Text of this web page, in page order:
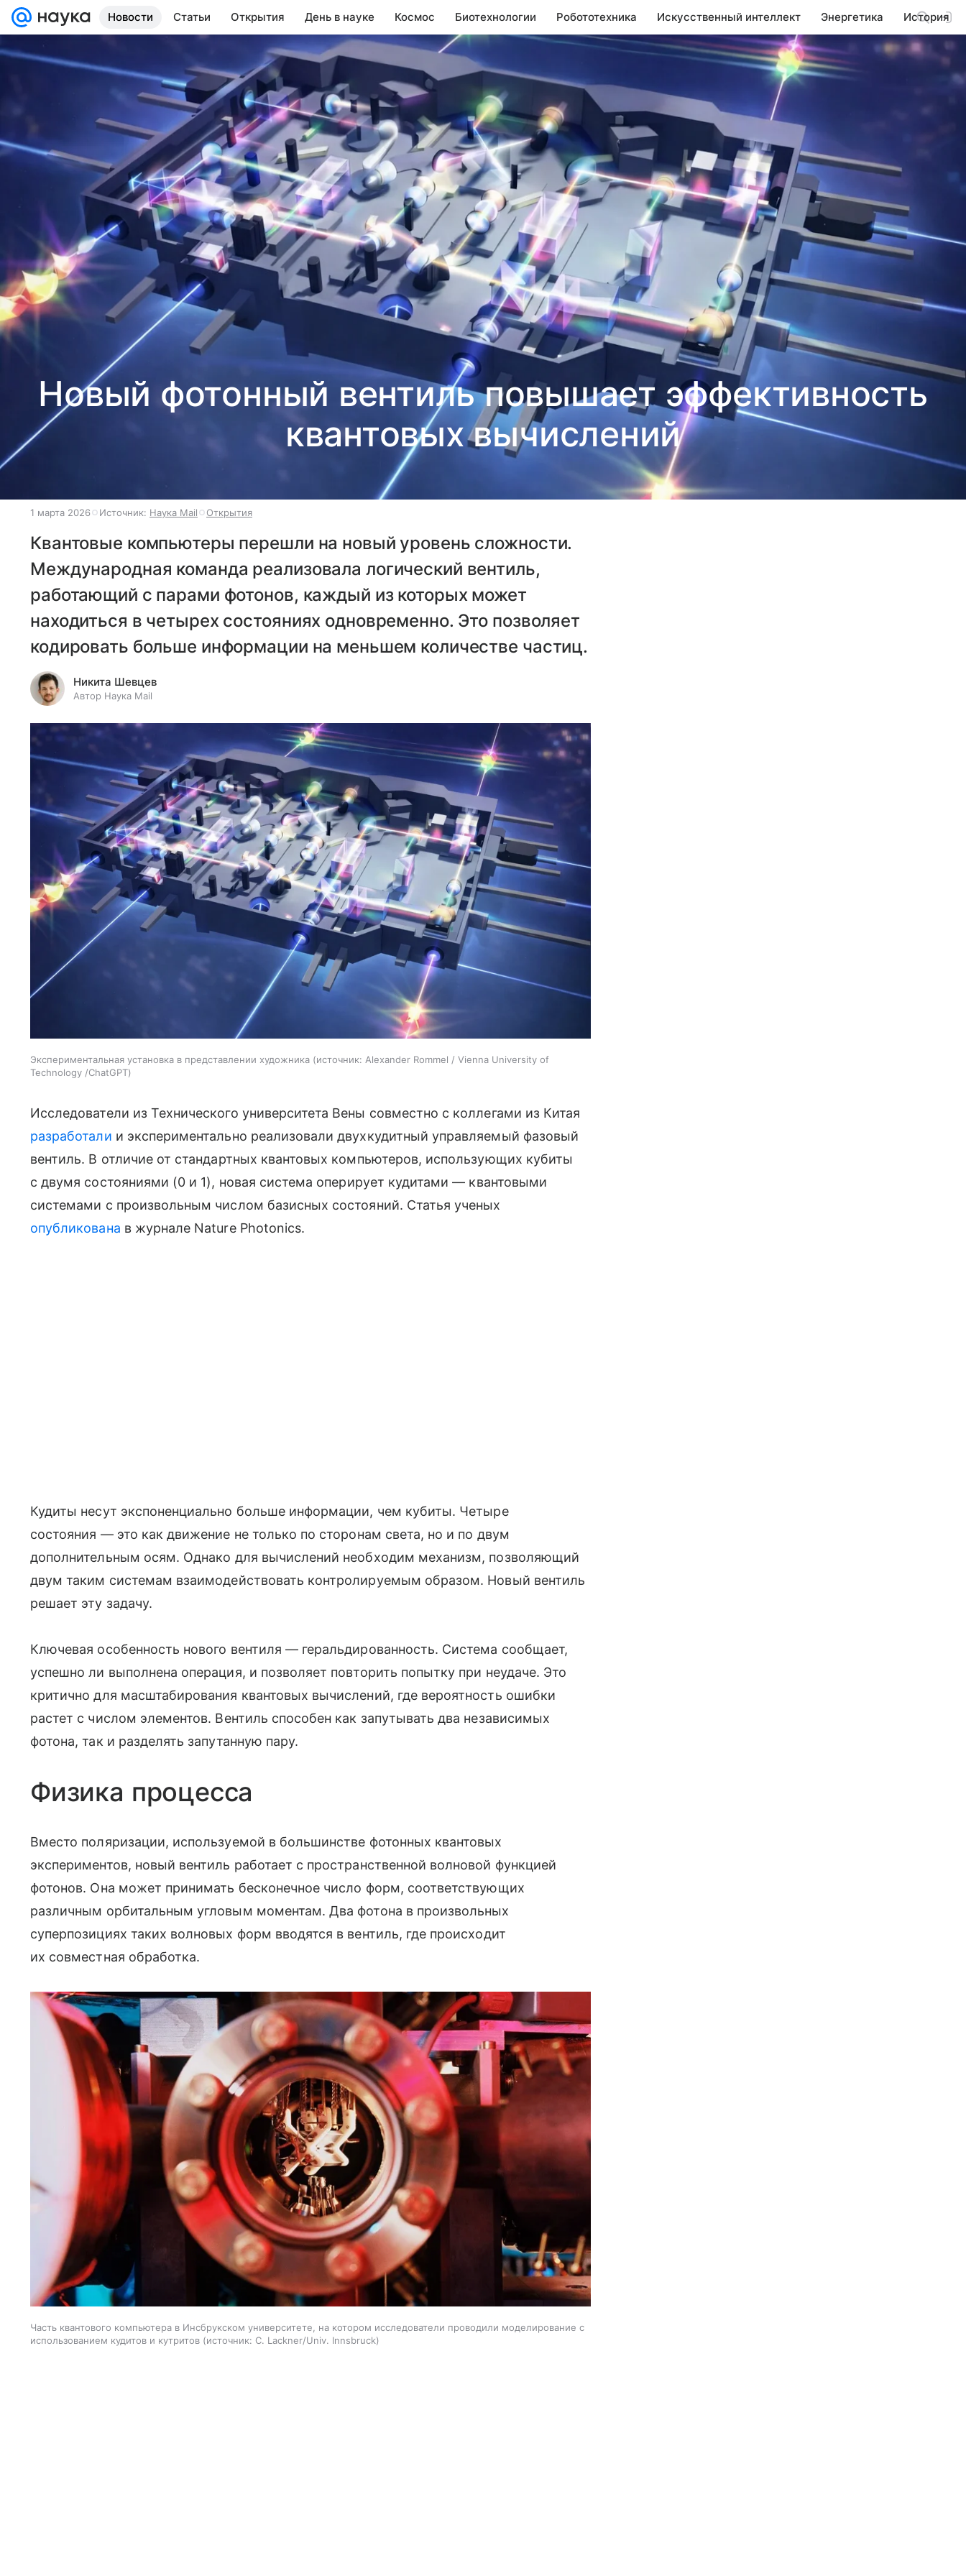
Новости Статьи Открытия День в науке Космос Биотехнологии Робототехника Искусственный интеллект Энергетика История
Новый фотонный вентиль повышает эффективность
квантовых вычислений
1 марта 2026 Источник: Наука Mail Открытия
Квантовые компьютеры перешли на новый уровень сложности.
Международная команда реализовала логический вентиль,
работающий с парами фотонов, каждый из которых может
находиться в четырех состояниях одновременно. Это позволяет
кодировать больше информации на меньшем количестве частиц.
Никита Шевцев
Автор Наука Mail
Экспериментальная установка в представлении художника источник: Alexander Rommel / Vienna University of
Technology /ChatGPT
Исследователи из Технического университета Вены совместно с коллегами из Китая
разработали и экспериментально реализовали двухкудитный управляемый фазовый
вентиль. В отличие от стандартных квантовых компьютеров, использующих кубиты
с двумя состояниями (0 и 1), новая система оперирует кудитами — квантовыми
системами с произвольным числом базисных состояний. Статья ученых
опубликована в журнале Nature Photonics.
Кудиты несут экспоненциально больше информации, чем кубиты. Четыре
состояния — это как движение не только по сторонам света, но и по двум
дополнительным осям. Однако для вычислений необходим механизм, позволяющий
двум таким системам взаимодействовать контролируемым образом. Новый вентиль
решает эту задачу.
Ключевая особенность нового вентиля — геральдированность. Система сообщает,
успешно ли выполнена операция, и позволяет повторить попытку при неудаче. Это
критично для масштабирования квантовых вычислений, где вероятность ошибки
растет с числом элементов. Вентиль способен как запутывать два независимых
фотона, так и разделять запутанную пару.
Физика процесса
Вместо поляризации, используемой в большинстве фотонных квантовых
экспериментов, новый вентиль работает с пространственной волновой функцией
фотонов. Она может принимать бесконечное число форм, соответствующих
различным орбитальным угловым моментам. Два фотона в произвольных
суперпозициях таких волновых форм вводятся в вентиль, где происходит
их совместная обработка.
Часть квантового компьютера в Инсбрукском университете, на котором исследователи проводили моделирование с
использованием кудитов и кутритов
источник: C. Lackner/Univ. Innsbruck